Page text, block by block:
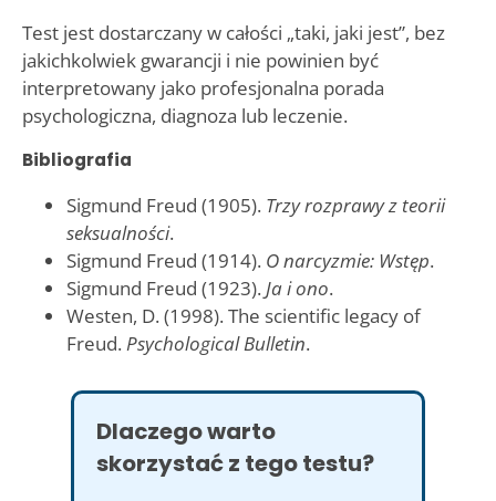
Test jest dostarczany w całości „taki, jaki jest”, bez
jakichkolwiek gwarancji i nie powinien być
interpretowany jako profesjonalna porada
psychologiczna, diagnoza lub leczenie.
Bibliografia
Sigmund Freud (1905). Trzy rozprawy z teorii
seksualności.
Sigmund Freud (1914). O narcyzmie: Wstęp.
Sigmund Freud (1923). Ja i ono.
Westen, D. (1998). The scientific legacy of
Freud. Psychological Bulletin.
Dlaczego warto
skorzystać z tego testu?